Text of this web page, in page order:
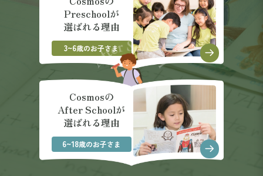
Preschoolが
選ばれる理由
3~6歳のお子さま
Cosmosの
After Schoolが
選ばれる理由
6~18歳のお子さま